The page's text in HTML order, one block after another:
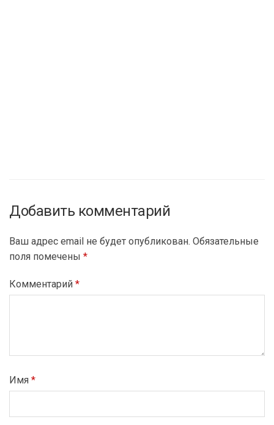
Добавить комментарий
Ваш адрес email не будет опубликован. Обязательные
поля помечены *
Комментарий *
Имя *